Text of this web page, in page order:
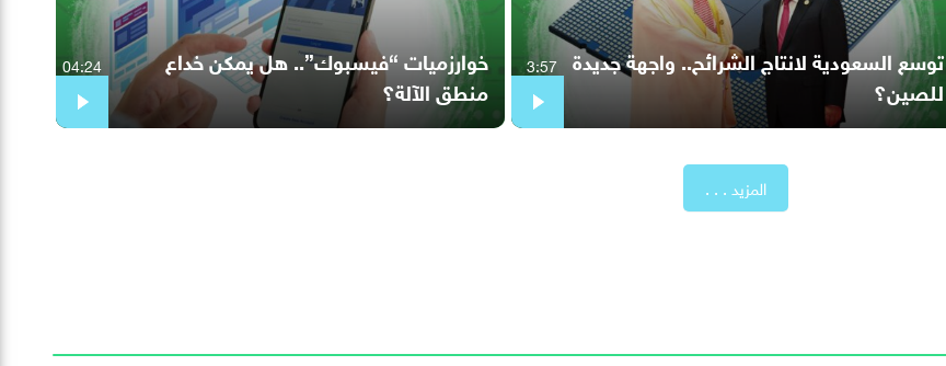
توسع السعودية لانتاج الشرائح.. واجهة جديدة
للصين؟
3:57
خوارزميات “فيسبوك”.. هل يمكن خداع
منطق الآلة؟
04:24
المزيد . . .